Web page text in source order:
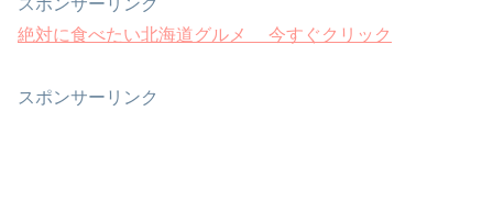
スポンサーリンク
絶対に食べたい北海道グルメ 今すぐクリック
スポンサーリンク